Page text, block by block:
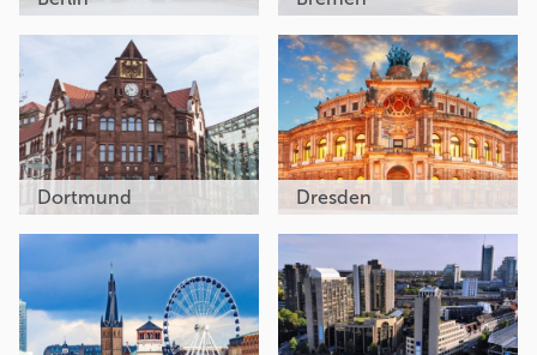
Dortmund Dresden